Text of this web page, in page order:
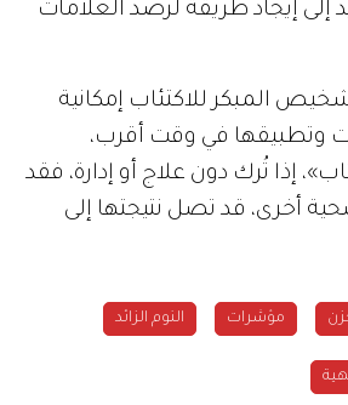
إلى إيجاد طريقة لرصد العلامات
المبكر للاكتئاب إمكانية
وتطبيقها في وقت أقرب،
إذا تُرك دون علاج أو إدارة، فقد
أخرى، قد تصل نتيجتها إلى
مؤشرات النوم الزائد